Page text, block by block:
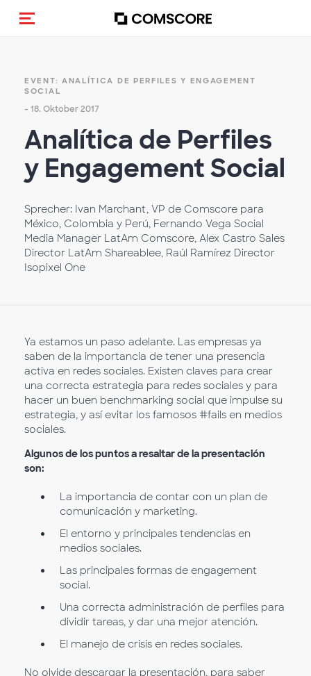
Navigation (de-)aktivieren
EVENT: ANALÍTICA DE PERFILES Y ENGAGEMENT
SOCIAL
- 18. Oktober 2017
Analítica de Perfiles
y Engagement Social
Sprecher: Ivan Marchant, VP de Comscore para
México, Colombia y Perú, Fernando Vega Social
Media Manager LatAm Comscore, Alex Castro Sales
Director LatAm Shareablee, Raúl Ramírez Director
Isopixel One
Ya estamos un paso adelante. Las empresas ya
saben de la importancia de tener una presencia
activa en redes sociales. Existen claves para crear
una correcta estrategia para redes sociales y para
hacer un buen benchmarking social que impulse su
estrategia, y así evitar los famosos #fails en medios
sociales.
Algunos de los puntos a resaltar de la presentación
son:
La importancia de contar con un plan de
comunicación y marketing.
El entorno y principales tendencias en
medios sociales.
Las principales formas de engagement
social.
Una correcta administración de perfiles para
dividir tareas, y dar una mejor atención.
El manejo de crisis en redes sociales.
No olvide descargar la presentación, para saber